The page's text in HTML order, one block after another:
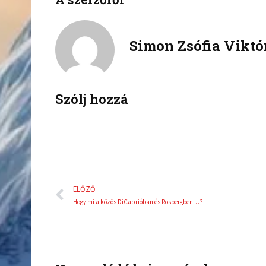
b
t
t
Simon Zsófia
Szólj hozzá
Előző
ELŐZŐ
Hogy mi a közös DiCaprióban és Rosbergben…?